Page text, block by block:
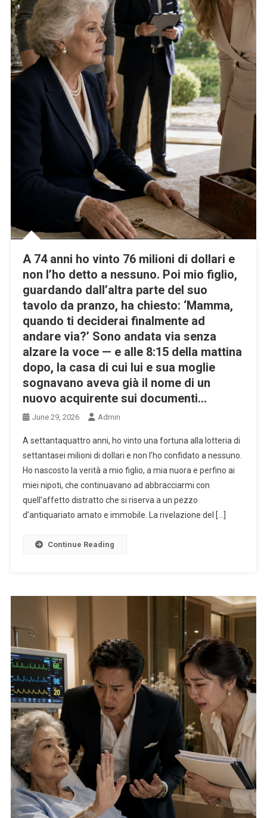
A 74 anni ho vinto 76 milioni di dollari e
non l’ho detto a nessuno. Poi mio figlio,
guardando dall’altra parte del suo
tavolo da pranzo, ha chiesto: ‘Mamma,
quando ti deciderai finalmente ad
andare via?’ Sono andata via senza
alzare la voce — e alle 8:15 della mattina
dopo, la casa di cui lui e sua moglie
sognavano aveva già il nome di un
nuovo acquirente sui documenti…
June 29, 2026 Admin
A settantaquattro anni, ho vinto una fortuna alla lotteria di
settantasei milioni di dollari e non l’ho confidato a nessuno.
Ho nascosto la verità a mio figlio, a mia nuora e perfino ai
miei nipoti, che continuavano ad abbracciarmi con
quell’affetto distratto che si riserva a un pezzo
d’antiquariato amato e immobile. La rivelazione del […]
Continue Reading